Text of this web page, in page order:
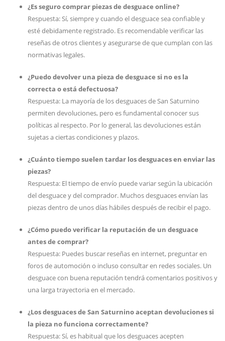
¿Es seguro comprar piezas de desguace online?
Respuesta: Sí, siempre y cuando el desguace sea confiable y
esté debidamente registrado. Es recomendable verificar las
reseñas de otros clientes y asegurarse de que cumplan con las
normativas legales.
¿Puedo devolver una pieza de desguace si no es la
correcta o está defectuosa?
Respuesta: La mayoría de los desguaces de San Saturnino
permiten devoluciones, pero es fundamental conocer sus
políticas al respecto. Por lo general, las devoluciones están
sujetas a ciertas condiciones y plazos.
¿Cuánto tiempo suelen tardar los desguaces en enviar las
piezas?
Respuesta: El tiempo de envío puede variar según la ubicación
del desguace y del comprador. Muchos desguaces envían las
piezas dentro de unos días hábiles después de recibir el pago.
¿Cómo puedo verificar la reputación de un desguace
antes de comprar?
Respuesta: Puedes buscar reseñas en internet, preguntar en
foros de automoción o incluso consultar en redes sociales. Un
desguace con buena reputación tendrá comentarios positivos y
una larga trayectoria en el mercado.
¿Los desguaces de San Saturnino aceptan devoluciones si
la pieza no funciona correctamente?
Respuesta: Sí, es habitual que los desguaces acepten